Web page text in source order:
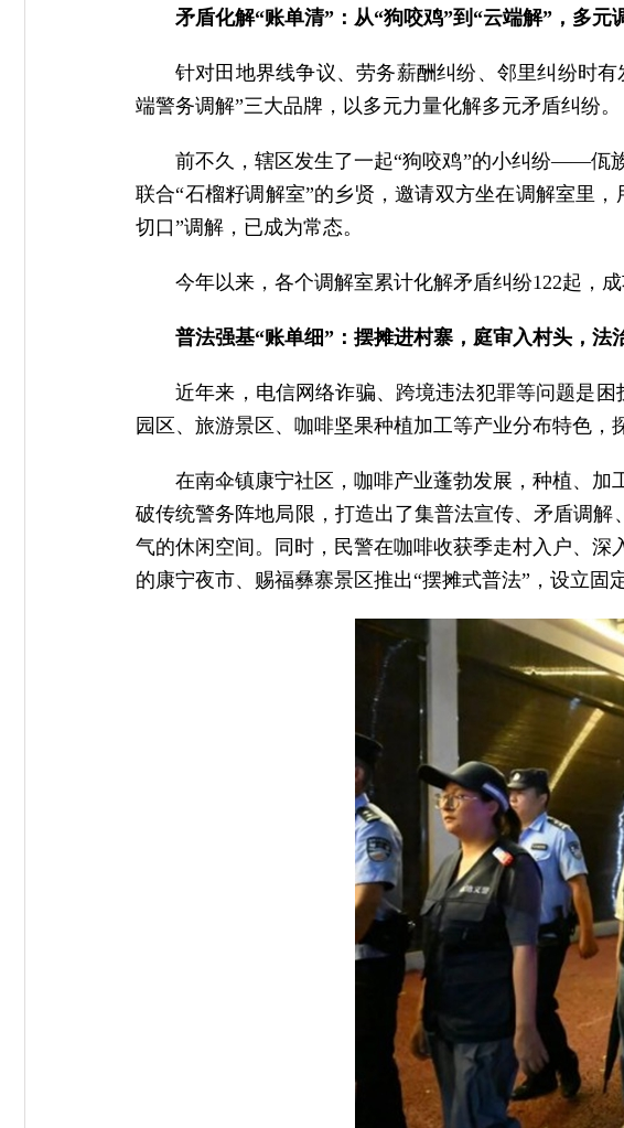
矛盾化解“账单清”：从“狗咬鸡”到“云端解”，多元
针对田地界线争议、劳务薪酬纠纷、邻里纠纷时
端警务调解”三大品牌，以多元力量化解多元矛盾纠纷。
前不久，辖区发生了一起“狗咬鸡”的小纠纷——佤
联合“石榴籽调解室”的乡贤，邀请双方坐在调解室里
切口”调解，已成为常态。
今年以来，各个调解室累计化解矛盾纠纷122起，
普法强基“账单细”：摆摊进村寨，庭审入村头，法
近年来，电信网络诈骗、跨境违法犯罪等问题是
园区、旅游景区、咖啡坚果种植加工等产业分布特色，
在南伞镇康宁社区，咖啡产业蓬勃发展，种植、
破传统警务阵地局限，打造出了集普法宣传、矛盾调
气的休闲空间。同时，民警在咖啡收获季走村入户、
的康宁夜市、赐福彝寨景区推出“摆摊式普法”，设立固